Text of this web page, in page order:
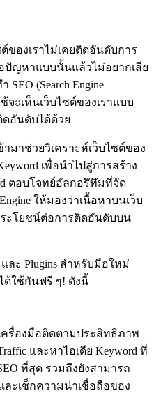
ของเราไม่เคยติดอันดับการ
ปัญหาแบบนั้นแล้วไม่อยากเสีย
(Search Engine
จะเห็นเว็บไซต์ของเราแบบ
ดอันดับได้ด้วย
ามาช่วยวิเคราะห์เว็บไซต์ของ
เพื่อนำไปสู่การสร้าง
ตอบโจทย์อัลกอรึทึมที่จัด
ให้มองว่าเนื้อหาบนเว็บ
ะโยชน์ต่อการติดอันดับบน
ละ Plugins สำหรับมือใหม่
ใช้กันฟรี ๆ! ดังนี้
ครื่องมือติดตามประสิทธิภาพ
และหาไอเดีย Keyword ที่
ที่สุด รวมถึงยังสามารถ
ละเช็กความน่าเชื่อถือของ